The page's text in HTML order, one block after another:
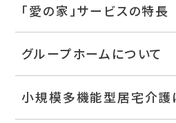
「愛の家」サービスの特長
グループホームについて
小規模多機能型居宅介護